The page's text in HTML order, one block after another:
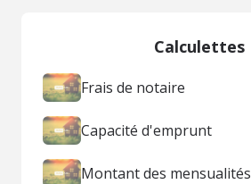
Calculettes
Frais de notaire
Capacité d'emprunt
Montant des mensualités